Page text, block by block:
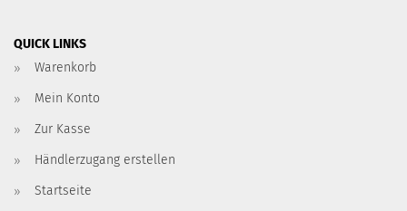
QUICK LINKS
Warenkorb
Mein Konto
Zur Kasse
Händlerzugang erstellen
Startseite